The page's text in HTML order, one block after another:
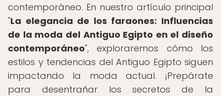
contemporáneo. En nuestro artículo principal
"La elegancia de los faraones: Influencias
de la moda del Antiguo Egipto en el diseño
contemporáneo", exploraremos cómo los
estilos y tendencias del Antiguo Egipto siguen
impactando la moda actual. ¡Prepárate
para desentrañar los secretos de la